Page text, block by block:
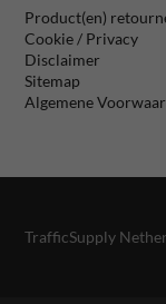
Product(en)
Cookie / Privacy
Disclaimer
Sitemap
Algemene
TrafficSupply